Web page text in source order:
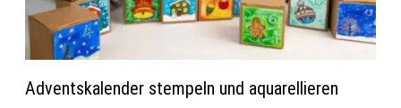
Adventskalender stempeln und aquarellieren